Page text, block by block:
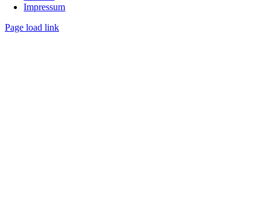
Impressum
Page load link